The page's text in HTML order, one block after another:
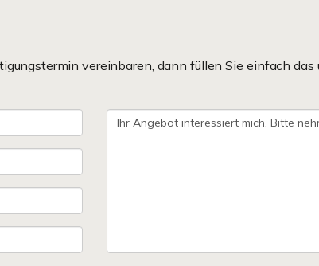
vereinbaren, dann füllen Sie einfach